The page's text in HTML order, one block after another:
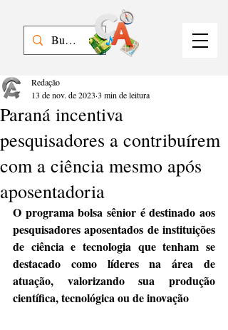
Paraná incentiva
pesquisadores a contribuírem
com a ciência mesmo após
aposentadoria
Redação
13 de nov. de 2023 3 min de leitura
O programa bolsa sênior é destinado aos
pesquisadores aposentados de instituições
de ciência e tecnologia que tenham se
destacado como líderes na área de
atuação, valorizando sua produção
científica, tecnológica ou de inovação